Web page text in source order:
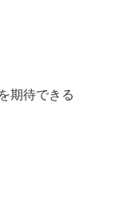
期待できる